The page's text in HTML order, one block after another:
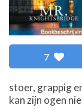
7
stoer, grappig
kan zijn ogen